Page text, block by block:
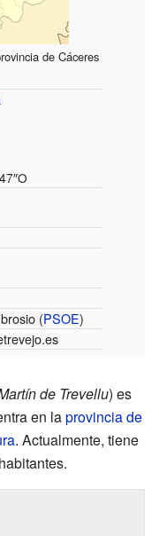
de Cáceres
(PSOE)
de Trevellu) es
en laprovincia de
. Actualmente, tiene